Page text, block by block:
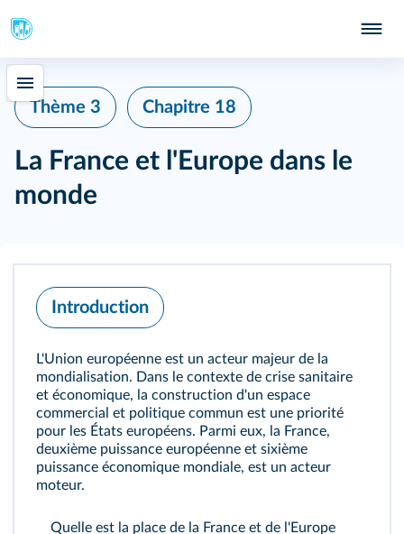
Thème 3 Chapitre 18
La France et l'Europe dans le
monde
Introduction
L'Union européenne est un acteur majeur de la
mondialisation. Dans le contexte de crise sanitaire
et économique, la construction d'un espace
commercial et politique commun est une priorité
pour les États européens. Parmi eux, la France,
deuxième puissance européenne et sixième
puissance économique mondiale, est un acteur
moteur.
Quelle est la place de la France et de l'Europe